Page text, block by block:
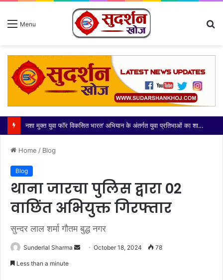
Menu
नशा मुक्त युवा फॉर विकसित भारत’ अभियान के अंतर्गत युवा प्रतिभाओं का शानदार प्रदर्शन
Home / Blog
Blog
थाना जारचा पुलिस द्वारा 02
वाछिंत अभियुक्त गिरफ्तार
सुन्दर लाल शर्मा गौतम बुद्ध नगर
Sunderlal Sharma
SendOctober 18, 2024 78
Less than a minute